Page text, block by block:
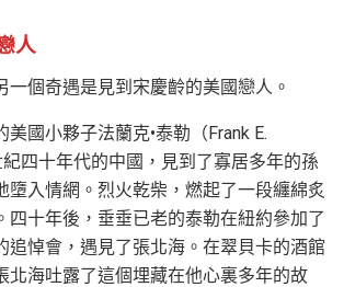
人
一個奇遇是見到宋慶齡的美國戀人。
國小夥子法蘭克•泰勒（Frank E.
四十年代的中國，見到了寡居多年的孫
墮入情網。烈火乾柴，燃起了一段纏綿炙
四十年後，垂垂已老的泰勒在紐約參加了
追悼會，遇見了張北海。在翠貝卡的酒館
北海吐露了這個埋藏在他心裏多年的故